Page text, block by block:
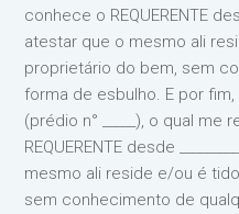
conhece o REQUERENTE
atestar que o mesmo ali
proprietário do bem, sem
forma de esbulho. E por
(prédio n° _____), o qual
REQUERENTE desde
mesmo ali reside e/ou é
sem conhecimento de